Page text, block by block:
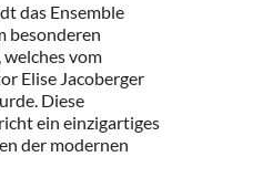
das Ensemble
besonderen
vom
Elise Jacoberger
Diese
ein einzigartiges
der modernen